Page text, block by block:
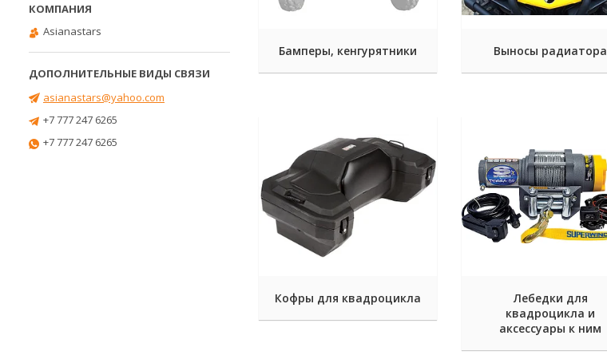
Бамперы, кенгурятники Выносы радиатора
Кофры для квадроцикла
Лебедки для
квадроцикла и
аксессуары к ним
Asianastars
asianastars@yahoo.com
+7 777 247 6265
+7 777 247 6265